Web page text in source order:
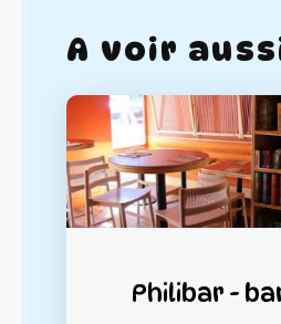
A voir
Philibar -